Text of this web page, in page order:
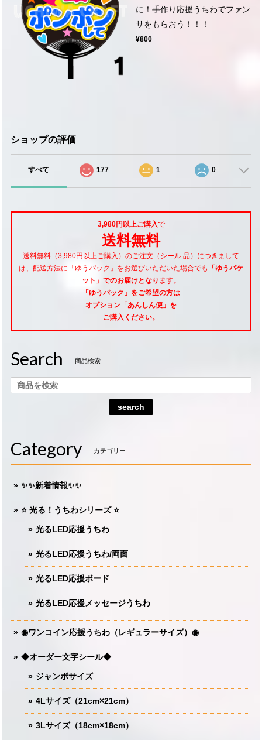
に！手作り応援うちわでファン
サをもらおう！！！
¥800
ショップの評価
すべて 177 1 0
3,980円以上ご購入で
送料無料
送料無料（3,980円以上ご購入）のご注文（シール 品）につきまして
は、配送方法に「ゆうパック」をお選びいただいた場合でも
「ゆうパケ
ット」でのお届けとなります。
「ゆうパック」をご希望の方は
オプション「あんしん便」 を
ご購入ください。
Search 商品検索
search
Category カテゴリー
✨✨新着情報✨✨
⭐️ 光る！うちわシリーズ ⭐️
光るLED応援うちわ
光るLED応援うちわ/両面
光るLED応援ボード
光るLED応援メッセージうちわ
◉ワンコイン応援うちわ（レギュラーサイズ）◉
◆オーダー文字シール◆
ジャンボサイズ
4Lサイズ（21cm×21cm）
3Lサイズ（18cm×18cm）